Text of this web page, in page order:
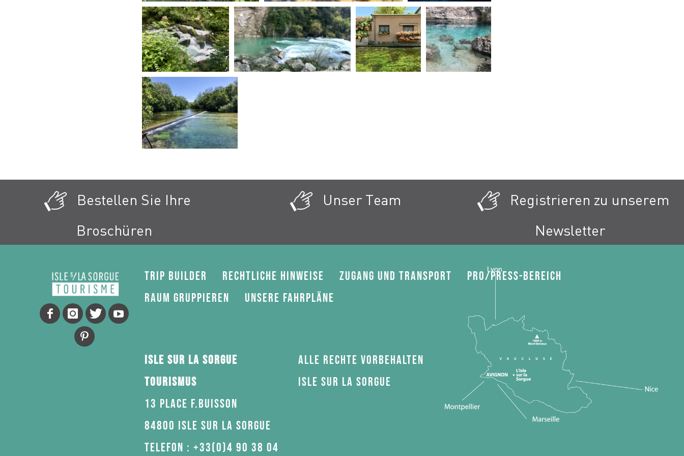
Bestellen Sie Ihre
Broschüren
Unser Team
Registrieren zu unserem
Newsletter
Trip Builder Rechtliche Hinweise Zugang und Transport
Pro/Press-Bereich
Raum gruppieren
Unsere Fahrpläne
Isle sur la Sorgue
Tourismus
13 Place F.Buisson
84800 Isle sur la Sorgue
Telefon : +33(0)4 90 38 04
Alle Rechte vorbehalten
Isle sur la Sorgue